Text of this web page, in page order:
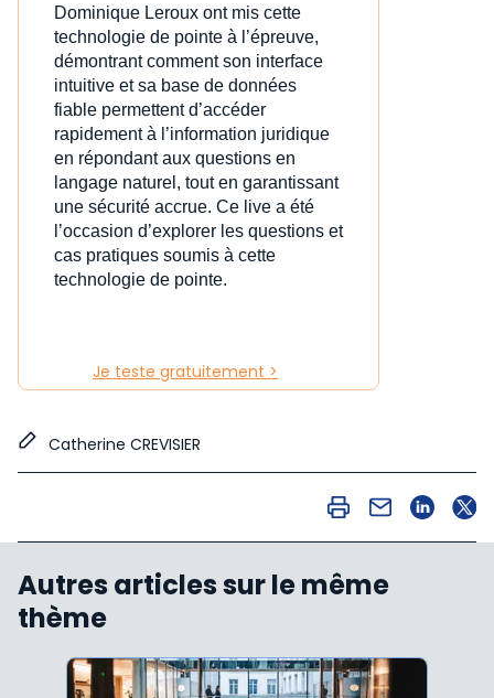
Dominique Leroux ont mis cette
technologie de pointe à l’épreuve,
démontrant comment son interface
intuitive et sa base de données
fiable permettent d’accéder
rapidement à l’information juridique
en répondant aux questions en
langage naturel, tout en garantissant
une sécurité accrue. Ce live a été
l’occasion d’explorer les questions et
cas pratiques soumis à cette
technologie de pointe.
Je teste gratuitement >
Catherine CREVISIER
Autres articles sur le même
thème